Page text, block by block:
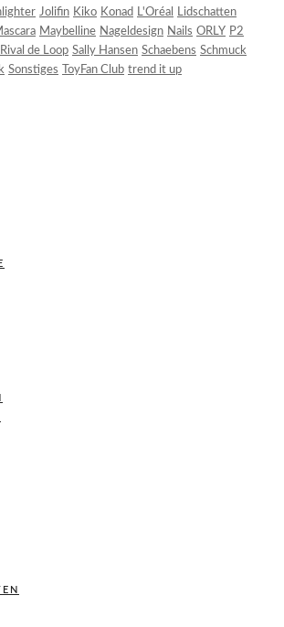
Jolifin Kiko Konad L'Oréal
Lidschatten
Maybelline Nageldesign Nails ORLY P2
Rival de Loop Sally Hansen Schaebens Schmuck
Sonstiges ToyFan Club trend it up